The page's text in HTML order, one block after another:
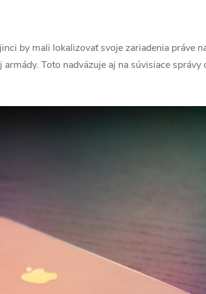
by mali lokalizovať svoje zariadenia práve
Toto nadväzuje aj na súvisiace správy